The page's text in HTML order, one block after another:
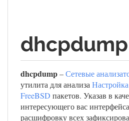
dhcpdump
dhcpdump–Сетевые
утилита для анализа
FreeBSD пакетов. Указав в
интересующего вас
расшифровку всех